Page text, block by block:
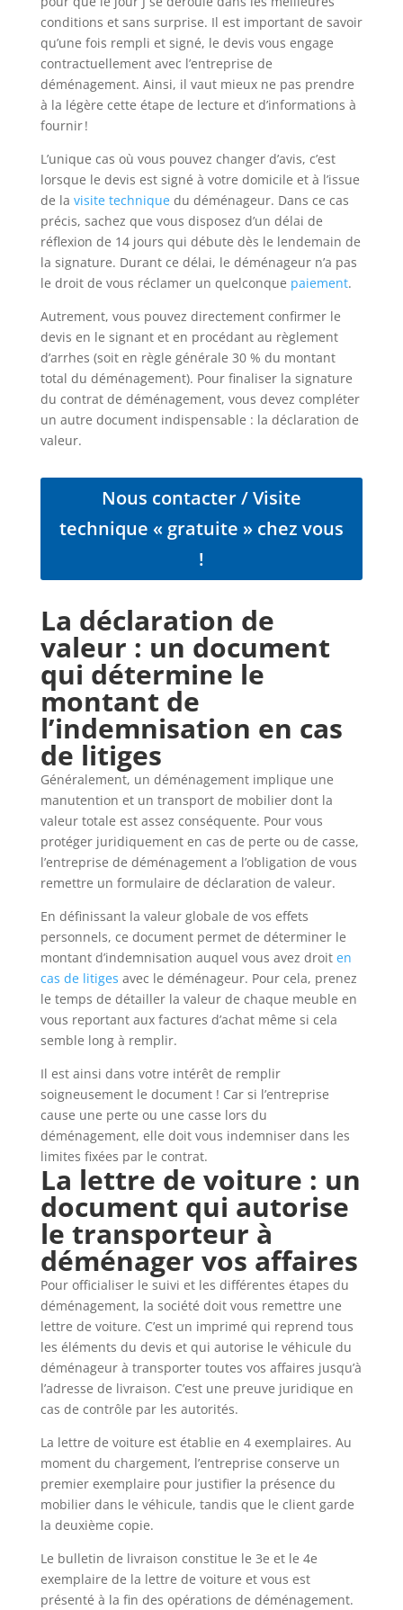
conditions et sans surprise. Il est important de savoir
qu’une fois rempli et signé, le devis vous engage
contractuellement avec l’entreprise de
déménagement. Ainsi, il vaut mieux ne pas prendre
à la légère cette étape de lecture et d’informations à
fournir !
L’unique cas où vous pouvez changer d’avis, c’est
lorsque le devis est signé à votre domicile et à l’issue
de la visite techniquedu déménageur. Dans ce cas
précis, sachez que vous disposez d’un délai de
réflexion de 14 jours qui débute dès le lendemain de
la signature. Durant ce délai, le déménageur n’a pas
le droit de vous réclamer un quelconque paiement.
Autrement, vous pouvez directement confirmer le
devis en le signant et en procédant au règlement
d’arrhes (soit en règle générale 30 % du montant
total du déménagement). Pour finaliser la signature
du contrat de déménagement, vous devez compléter
un autre document indispensable : la déclaration de
valeur.
Nous contacter / Visite
technique « gratuite » chez vous
!
La déclaration de
valeur : un document
qui détermine le
montant de
l’indemnisation en cas
de litiges
Généralement, un déménagement implique une
manutention et un transport de mobilier dont la
valeur totale est assez conséquente. Pour vous
protéger juridiquement en cas de perte ou de casse,
l’entreprise de déménagement a l’obligation de vous
remettre un formulaire de déclaration de valeur.
En définissant la valeur globale de vos effets
personnels, ce document permet de déterminer le
montant d’indemnisation auquel vous avez droit en
cas de litiges avec le déménageur. Pour cela, prenez
le temps de détailler la valeur de chaque meuble en
vous reportant aux factures d’achat même si cela
semble long à remplir.
Il est ainsi dans votre intérêt de remplir
soigneusement le document ! Car si l’entreprise
cause une perte ou une casse lors du
déménagement, elle doit vous indemniser dans les
limites fixées par le contrat.
La lettre de voiture : un
document qui autorise
le transporteur à
déménager vos affaires
Pour officialiser le suivi et les différentes étapes du
déménagement, la société doit vous remettre une
lettre de voiture. C’est un imprimé qui reprend tous
les éléments du devis et qui autorise le véhicule du
déménageur à transporter toutes vos affaires jusqu’à
l’adresse de livraison. C’est une preuve juridique en
cas de contrôle par les autorités.
La lettre de voiture est établie en 4 exemplaires. Au
moment du chargement, l’entreprise conserve un
premier exemplaire pour justifier la présence du
mobilier dans le véhicule, tandis que le client garde
la deuxième copie.
Le bulletin de livraison constitue le 3e et le 4e
exemplaire de la lettre de voiture et vous est
présenté à la fin des opérations de déménagement.